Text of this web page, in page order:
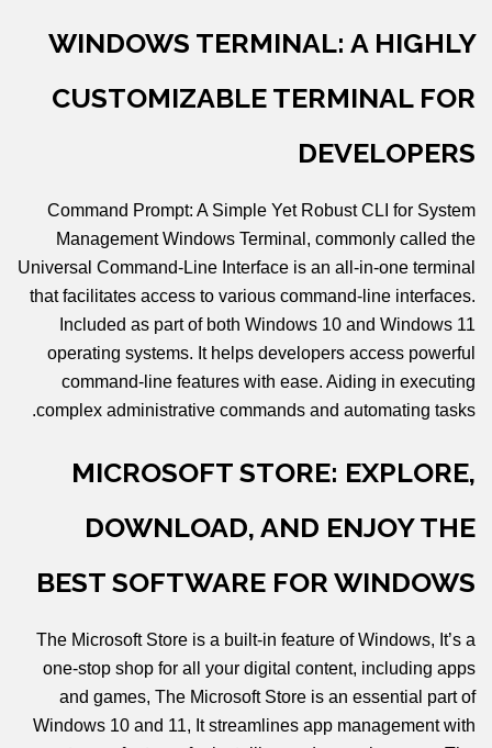
WINDOWS TERMINAL: A HIGHLY
CUSTOMIZABLE TERMINAL FOR
DEVELOPERS
Command Prompt: A Simple Yet Robust CLI for System
Management Windows Terminal, commonly called the
Universal Command-Line Interface is an all-in-one terminal
that facilitates access to various command-line interfaces.
Included as part of both Windows 10 and Windows 11
operating systems. It helps developers access powerful
command-line features with ease. Aiding in executing
complex administrative commands and automating tasks.
MICROSOFT STORE: EXPLORE,
DOWNLOAD, AND ENJOY THE
BEST SOFTWARE FOR WINDOWS
The Microsoft Store is a built-in feature of Windows, It’s a
one-stop shop for all your digital content, including apps
and games, The Microsoft Store is an essential part of
Windows 10 and 11, It streamlines app management with